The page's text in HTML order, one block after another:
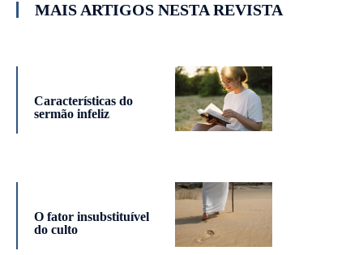
MAIS ARTIGOS NESTA REVISTA
Características do
sermão infeliz
O fator insubstituível
do culto